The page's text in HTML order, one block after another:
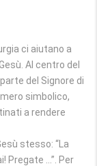
ci aiutano a
Al centro del
del Signore di
simbolico,
a rendere
stesso: “La
Pregate …”. Per